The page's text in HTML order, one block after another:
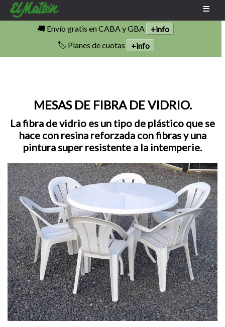
🚚 Envío gratis en CABA y GBA
+info
🏷️ Planes de cuotas
+info
MESAS DE FIBRA DE VIDRIO.
La fibra de vidrio es un tipo de plástico que se
hace con resina reforzada con fibras y una
pintura super resistente a la intemperie.